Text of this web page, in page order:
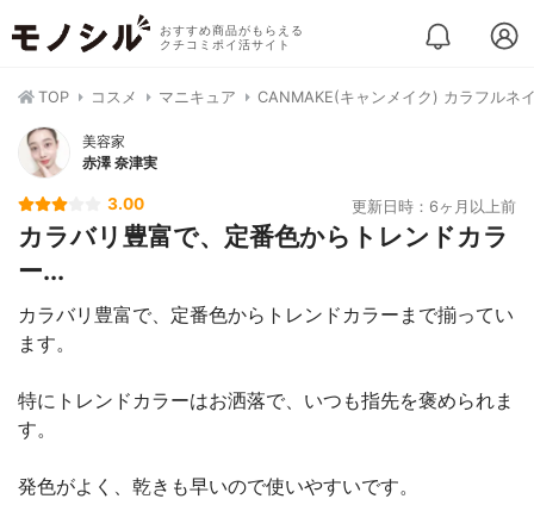
おすすめ商品がもらえる
クチコミポイ活サイト
TOP コスメ マニキュア CANMAKE(キャンメイク) カラフルネ
美容家
赤澤 奈津実
3.00 更新日時：6ヶ月以上前
カラバリ豊富で、定番色からトレンドカラ
ー...
カラバリ豊富で、定番色からトレンドカラーまで揃ってい
ます。
特にトレンドカラーはお洒落で、いつも指先を褒められま
す。
発色がよく、乾きも早いので使いやすいです。